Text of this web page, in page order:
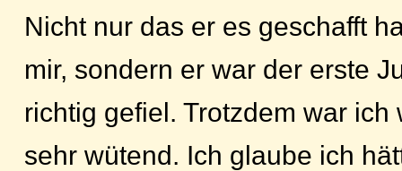
Nicht nur das er es geschafft
mir, sondern er war der erste
richtig gefiel. Trotzdem war
sehr wütend. Ich glaube ich